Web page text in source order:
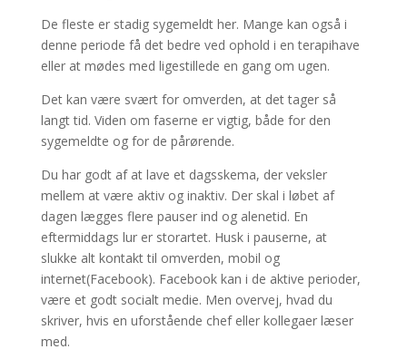
De fleste er stadig sygemeldt her. Mange kan også i
denne periode få det bedre ved ophold i en terapihave
eller at mødes med ligestillede en gang om ugen.
Det kan være svært for omverden, at det tager så
langt tid. Viden om faserne er vigtig, både for den
sygemeldte og for de pårørende.
Du har godt af at lave et dagsskema, der veksler
mellem at være aktiv og inaktiv. Der skal i løbet af
dagen lægges flere pauser ind og alenetid. En
eftermiddags lur er storartet. Husk i pauserne, at
slukke alt kontakt til omverden, mobil og
internet(Facebook). Facebook kan i de aktive perioder,
være et godt socialt medie. Men overvej, hvad du
skriver, hvis en uforstående chef eller kollegaer læser
med.